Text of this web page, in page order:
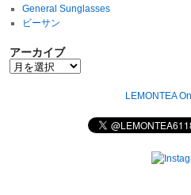
General Sunglasses
ビーサン
アーカイブ
LEMONTEA